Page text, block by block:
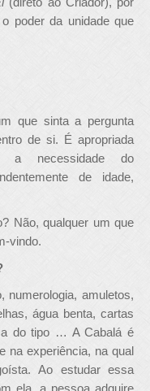
poder da unidade que
que sinta a pergunta
de si. É apropriada
a necessidade do
de idade,
Não, qualquer um que
vindo.
numerologia, amuletos,
água benta, cartas
do tipo … A Cabalá é
na experiência, na qual
Ao estudar essa
ela, a pessoa adquire